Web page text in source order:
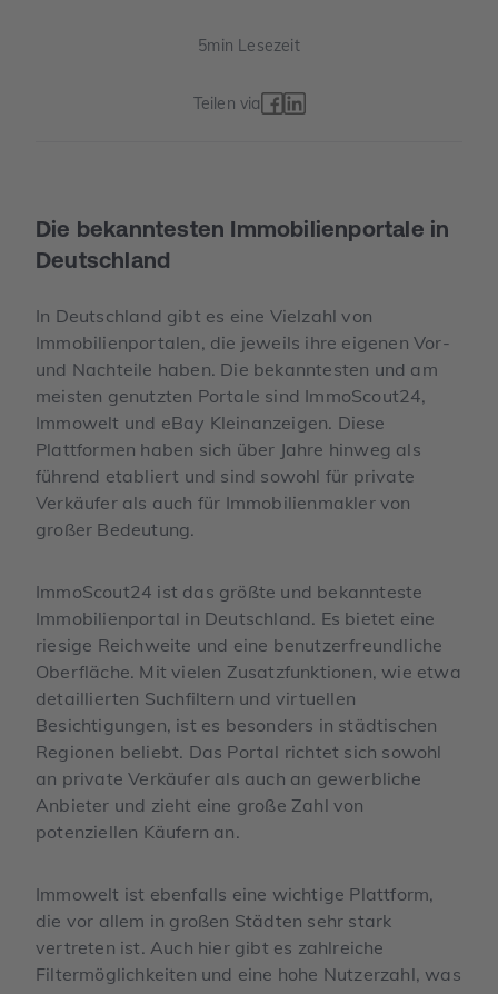
5min Lesezeit
Teilen via
Die bekanntesten Immobilienportale in
Deutschland
In Deutschland gibt es eine Vielzahl von
Immobilienportalen, die jeweils ihre eigenen Vor-
und Nachteile haben. Die bekanntesten und am
meisten genutzten Portale sind ImmoScout24,
Immowelt und eBay Kleinanzeigen. Diese
Plattformen haben sich über Jahre hinweg als
führend etabliert und sind sowohl für private
Verkäufer als auch für Immobilienmakler von
großer Bedeutung.
ImmoScout24 ist das größte und bekannteste
Immobilienportal in Deutschland. Es bietet eine
riesige Reichweite und eine benutzerfreundliche
Oberfläche. Mit vielen Zusatzfunktionen, wie etwa
detaillierten Suchfiltern und virtuellen
Besichtigungen, ist es besonders in städtischen
Regionen beliebt. Das Portal richtet sich sowohl
an private Verkäufer als auch an gewerbliche
Anbieter und zieht eine große Zahl von
potenziellen Käufern an.
Immowelt ist ebenfalls eine wichtige Plattform,
die vor allem in großen Städten sehr stark
vertreten ist. Auch hier gibt es zahlreiche
Filtermöglichkeiten und eine hohe Nutzerzahl, was